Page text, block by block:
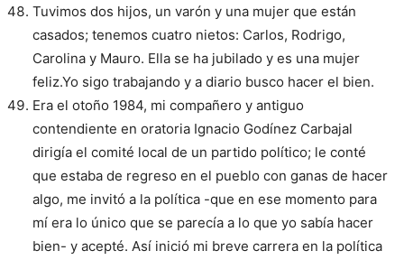
Tuvimos dos hijos, un varón y una mujer que están
casados; tenemos cuatro nietos: Carlos, Rodrigo,
Carolina y Mauro. Ella se ha jubilado y es una mujer
feliz.Yo sigo trabajando y a diario busco hacer el bien.
Era el otoño 1984, mi compañero y antiguo
contendiente en oratoria Ignacio Godínez Carbajal
dirigía el comité local de un partido político; le conté
que estaba de regreso en el pueblo con ganas de hacer
algo, me invitó a la política -que en ese momento para
mí era lo único que se parecía a lo que yo sabía hacer
bien- y acepté. Así inició mi breve carrera en la política